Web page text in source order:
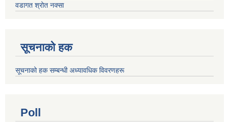
वडागत श्रोत नक्सा
सूचनाको हक
सूचनाको हक सम्बन्धी अध्यावधिक विवरणहरू
Poll